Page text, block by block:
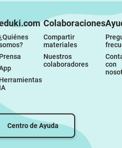
Prensa
Herramientas
IA
Colaboraciones
Compartir
materiales
Nuestros
colaboradores
con
Centro de Ayuda